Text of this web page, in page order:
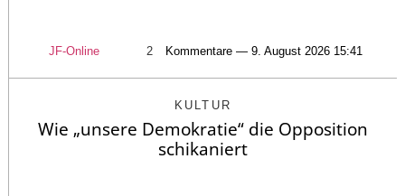
JF-Online 2 Kommentare — 9. August 2026 15:41
KULTUR
Wie „unsere Demokratie“ die Opposition
schikaniert